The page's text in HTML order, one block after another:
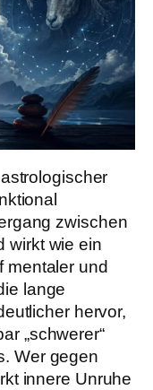
zwischen
wirkt wie ein
mentaler und
lange
hervor,
„schwerer“
Wer gegen
innere Unruhe